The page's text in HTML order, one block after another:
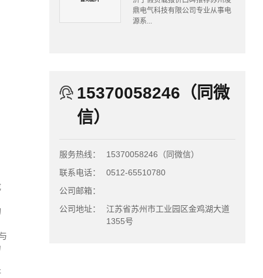
鼎电气科技有限公司专业从事电
源系...
15370058246（同微
信）
服务热线：
15370058246（同微信）
联系电话：
0512-65510780
公司邮箱：
公司地址：
江苏省苏州市工业园区金鸡湖大道
1355号